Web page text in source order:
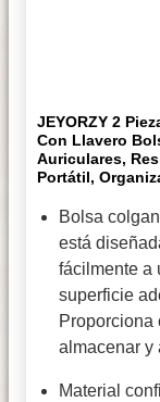
JEYORZY 2
Con Llavero
Auriculares,
Portátil,
Bolsa
está
fácilmente a
superficie
Proporciona
almacenar
Material